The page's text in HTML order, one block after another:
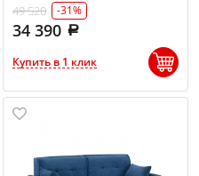
49 520
-31%
34 390
Купить в 1 клик